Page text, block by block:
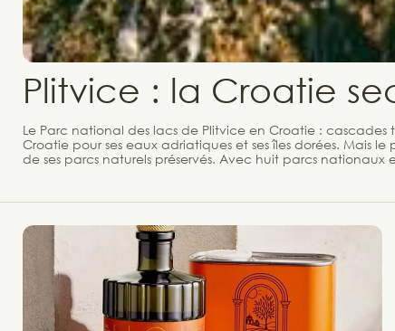
Plitvice : la Croatie
Le Parc national des lacs de Plitvice en Croatie : cascades
Croatie pour ses eaux adriatiques et ses îles dorées. Mais
de ses parcs naturels préservés. Avec huit parcs